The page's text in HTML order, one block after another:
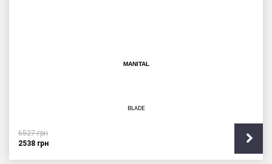
MANITAL
BLADE
6527грн
2538 грн